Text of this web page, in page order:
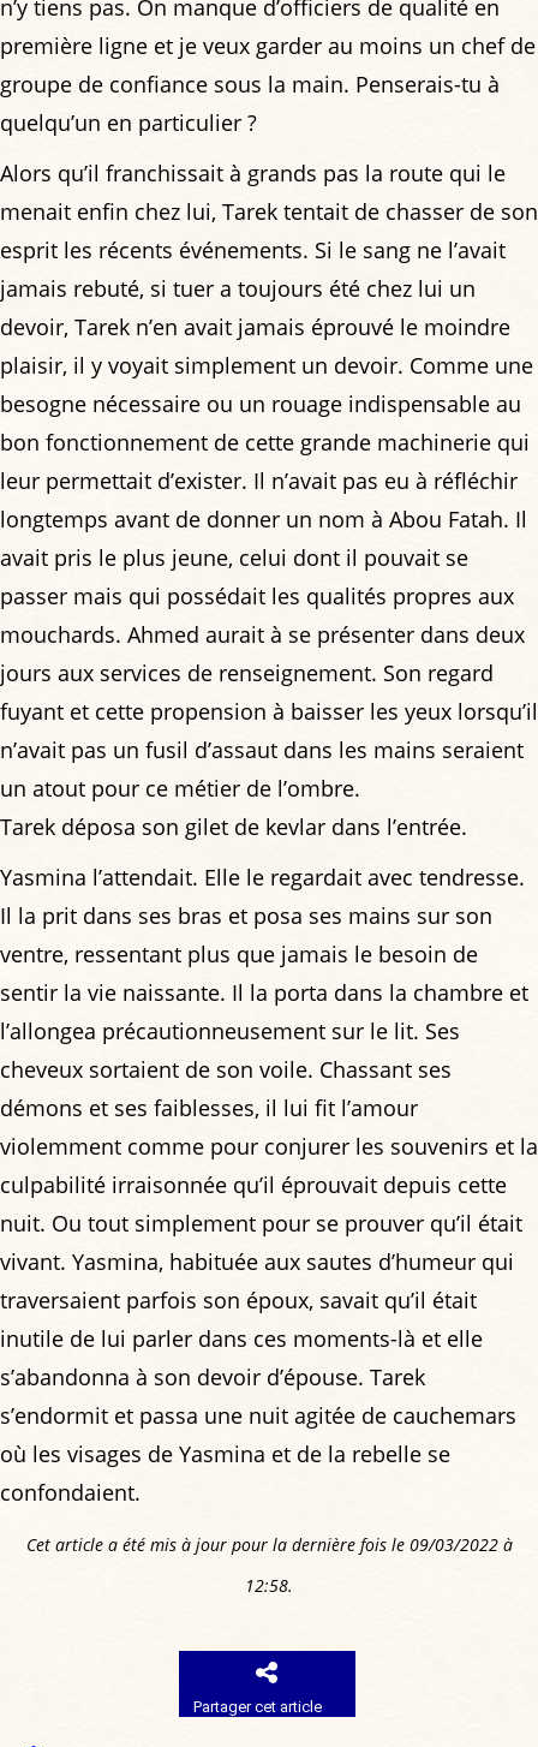
n’y tiens pas. On manque d’officiers de qualité en
première ligne et je veux garder au moins un chef de
groupe de confiance sous la main. Penserais-tu à
quelqu’un en particulier ?
Alors qu’il franchissait à grands pas la route qui le
menait enfin chez lui, Tarek tentait de chasser de son
esprit les récents événements. Si le sang ne l’avait
jamais rebuté, si tuer a toujours été chez lui un
devoir, Tarek n’en avait jamais éprouvé le moindre
plaisir, il y voyait simplement un devoir. Comme une
besogne nécessaire ou un rouage indispensable au
bon fonctionnement de cette grande machinerie qui
leur permettait d’exister. Il n’avait pas eu à réfléchir
longtemps avant de donner un nom à Abou Fatah. Il
avait pris le plus jeune, celui dont il pouvait se
passer mais qui possédait les qualités propres aux
mouchards. Ahmed aurait à se présenter dans deux
jours aux services de renseignement. Son regard
fuyant et cette propension à baisser les yeux lorsqu’il
n’avait pas un fusil d’assaut dans les mains seraient
un atout pour ce métier de l’ombre.
Tarek déposa son gilet de kevlar dans l’entrée.
Yasmina l’attendait. Elle le regardait avec tendresse.
Il la prit dans ses bras et posa ses mains sur son
ventre, ressentant plus que jamais le besoin de
sentir la vie naissante. Il la porta dans la chambre et
l’allongea précautionneusement sur le lit. Ses
cheveux sortaient de son voile. Chassant ses
démons et ses faiblesses, il lui fit l’amour
violemment comme pour conjurer les souvenirs et la
culpabilité irraisonnée qu’il éprouvait depuis cette
nuit. Ou tout simplement pour se prouver qu’il était
vivant. Yasmina, habituée aux sautes d’humeur qui
traversaient parfois son époux, savait qu’il était
inutile de lui parler dans ces moments-là et elle
s’abandonna à son devoir d’épouse. Tarek
s’endormit et passa une nuit agitée de cauchemars
où les visages de Yasmina et de la rebelle se
confondaient.
Cet article a été mis à jour pour la dernière fois le 09/03/2022 à
12:58.
Partager cet article